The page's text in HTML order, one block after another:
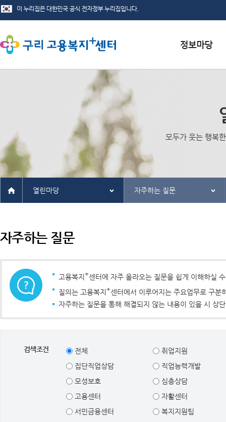
관련사이트
모두가 웃는 행복
열린마당 자주하는 질문
자주하는 질문
고용복지 +센터에 자주 올라오는 질문을 쉽게 이해하실
질의는 고용복지+센터에서 이루어지는 주요업무로 구
자주하는 질문을 통해 해결되지 않는 내용이 있을 시 상
검색조건 전체
취업지원
집단직업상담
직업능력개발
모성보호
심층상담
고용센터
자활센터
서민금융센터
복지지원팀